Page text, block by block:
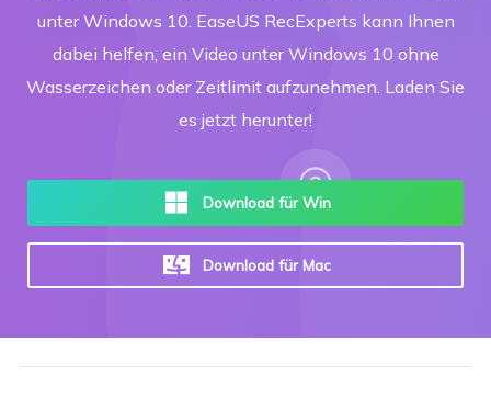
unter Windows 10. EaseUS RecExperts kann Ihnen
dabei helfen, ein Video unter Windows 10 ohne
Wasserzeichen oder Zeitlimit aufzunehmen. Laden Sie
es jetzt herunter!
Download für Win
Download für Mac